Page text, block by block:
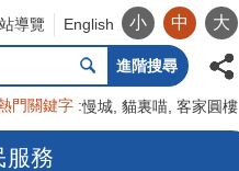
導覽 English 小 中 大
進階搜尋
門關鍵字 慢城 貓裏喵 客家圓樓
服務